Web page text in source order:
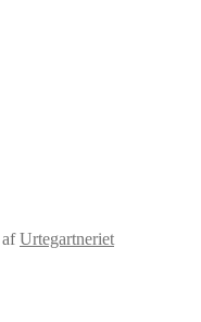
afUrtegartneriet